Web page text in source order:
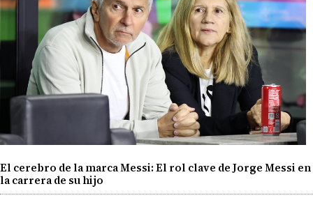
El cerebro de la marca Messi: El rol clave de Jorge Messi en
la carrera de su hijo